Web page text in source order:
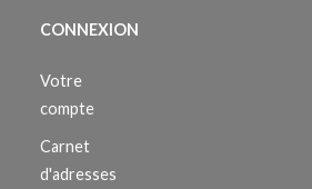
CONNEXION
Votre
compte
Carnet
d'adresses